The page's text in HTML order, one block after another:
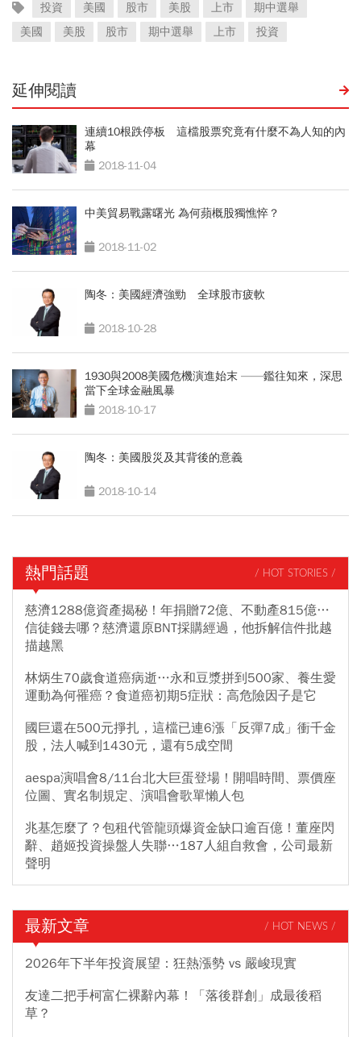
投資 美國 股市 美股 上市
期中選舉
美國
美股 股市 期中選舉 上市 投資
延伸閱讀
連續10根跌停板 這檔股票究竟有什麼不為人知的內
幕
2018-11-04
中美貿易戰露曙光 為何蘋概股獨憔悴？
2018-11-02
陶冬：美國經濟強勁 全球股市疲軟
2018-10-28
1930與2008美國危機演進始末 ——鑑往知來，深思
當下全球金融風暴
2018-10-17
陶冬：美國股災及其背後的意義
2018-10-14
熱門話題 / HOT STORIES /
慈濟1288億資產揭秘！年捐贈72億、不動產815億…
信徒錢去哪？慈濟還原BNT採購經過，他拆解信件批越
描越黑
林炳生70歲食道癌病逝…永和豆漿拼到500家、養生愛
運動為何罹癌？食道癌初期5症狀：高危險因子是它
國巨還在500元掙扎，這檔已連6漲「反彈7成」衝千金
股，法人喊到1430元，還有5成空間
aespa演唱會8/11台北大巨蛋登場！開唱時間、票價座
位圖、實名制規定、演唱會歌單懶人包
兆基怎麼了？包租代管龍頭爆資金缺口逾百億！董座閃
辭、趙姬投資操盤人失聯…187人組自救會，公司最新
聲明
最新文章 / HOT NEWS /
2026年下半年投資展望：狂熱漲勢 vs 嚴峻現實
友達二把手柯富仁裸辭內幕！「落後群創」成最後稻
草？